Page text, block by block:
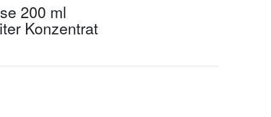
200 ml
Konzentrat